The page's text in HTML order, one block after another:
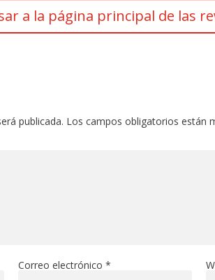
a la página principal de las
publicada. Los campos obligatorios están
Correo electrónico*